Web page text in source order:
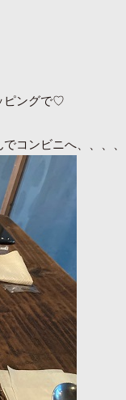
ピングで♡
コンビニへ、、、、